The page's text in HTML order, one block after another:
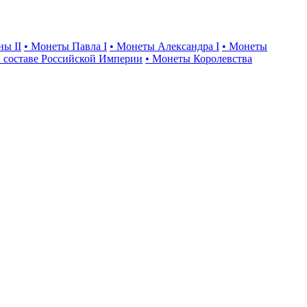
II • Монеты Павла I • Монеты Александра I • Монеты
Российской Империи • Монеты Королевства